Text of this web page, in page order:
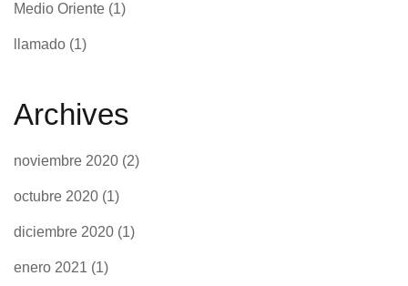
Medio Oriente (1)
llamado (1)
Archives
noviembre 2020 (2)
octubre 2020 (1)
diciembre 2020 (1)
enero 2021 (1)